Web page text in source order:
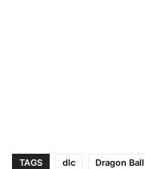
TAGS dlc Dragon Ball